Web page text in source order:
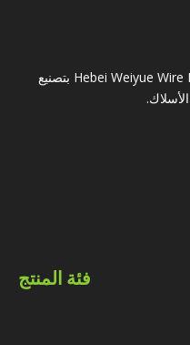
تقوم شركة Hebei Weiyue Wire Mesh Products Co., Ltd بتصنيع
فئة المنتج